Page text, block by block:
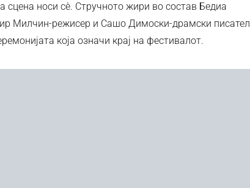
сцена носи сѐ. Стручното жири во состав Бедиа
Милчин-режисер и Сашо Димоски-драмски писател
која означи крај на фестивалот.